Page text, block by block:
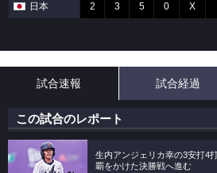
日本 2 3 5 0 X
試合速報 試合経過
この試合のレポート
生内アンジェリカ幸の3安打4
覇をかけた決勝戦へ進む